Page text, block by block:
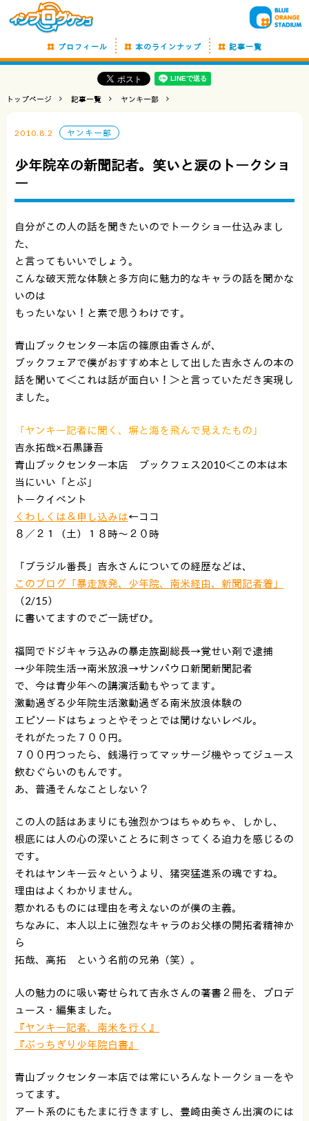
プロフィール 本のラインナップ 記事一覧
トップページ 記事一覧 ヤンキー部
2010.8.2 ヤンキー部
少年院卒の新聞記者。笑いと涙のトークショ
ー
自分がこの人の話を聞きたいのでトークショー仕込みまし
た、
と言ってもいいでしょう。
こんな破天荒な体験と多方向に魅力的なキャラの話を聞かな
いのは
もったいない！と素で思うわけです。
青山ブックセンター本店の篠原由香さんが、
ブックフェアで僕がおすすめ本として出した吉永さんの本の
話を聞いて＜これは話が面白い！＞と言っていただき実現し
ました。
「ヤンキー記者に聞く、塀と海を飛んで見えたもの」
吉永拓哉×石黒謙吾
青山ブックセンター本店 ブックフェス2010＜この本は本
当にいい「とぶ」
トークイベント
くわしくは＆申し込みは←ココ
８／２１（土）１８時〜２０時
「ブラジル番長」吉永さんについての経歴などは、
このブログ「暴走族発、少年院、南米経由、新聞記者着」
（2/15）
に書いてますのでご一読ぜひ。
福岡でドジキャラ込みの暴走族副総長→覚せい剤で逮捕
→少年院生活→南米放浪→サンパウロ新聞新聞記者
で、今は青少年への講演活動もやってます。
激動過ぎる少年院生活激動過ぎる南米放浪体験の
エピソードはちょっとやそっとでは聞けないレベル。
それがたった７００円。
７００円つったら、銭湯行ってマッサージ機やってジュース
飲むぐらいのもんです。
あ、普通そんなことしない？
この人の話はあまりにも強烈かつはちゃめちゃ、しかし、
根底には人の心の深いことろに刺さってくる迫力を感じるの
です。
それはヤンキー云々というより、猪突猛進系の魂ですね。
理由はよくわかりません。
惹かれるものには理由を考えないのが僕の主義。
ちなみに、本人以上に強烈なキャラのお父様の開拓者精神か
ら
拓哉、高拓 という名前の兄弟（笑）。
人の魅力のに吸い寄せられて吉永さんの著書２冊を、プロデ
ュース・編集ました。
『ヤンキー記者、南米を行く』
『ぶっちぎり少年院白書』
青山ブックセンター本店では常にいろんなトークショーをや
ってます。
アート系のにもたまに行きますし、豊崎由美さん出演のには